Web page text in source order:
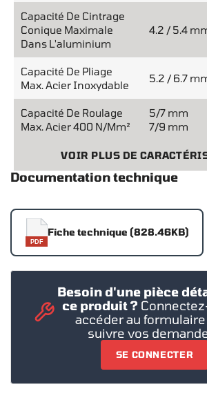
Capacité De Cintrage
Conique Maximale
Dans L'aluminium
4.2 / 5.4
Capacité De Pliage
Max. Acier Inoxydable
5.2 / 6.7
Capacité De Roulage
Max. Acier 400 N/mm²
5/7 mm
7/9 mm
VOIR PLUS DE
Documentation technique
PDF
Fiche technique (828.46KB)
Besoin d'une pièce
ce produit ?
accéder au
suivre vos
SE CONNECTER